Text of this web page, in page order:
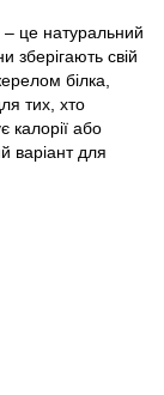
– це натуральний
зберігають свій
білка,
тих, хто
калорії або
варіант для